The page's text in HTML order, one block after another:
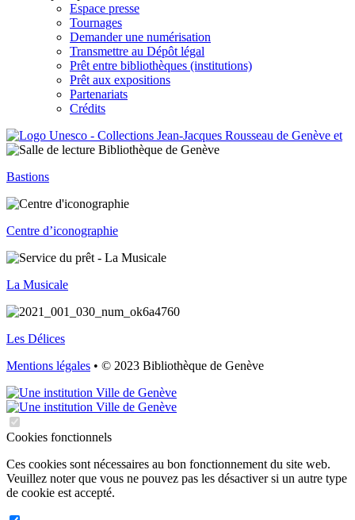
Espace presse
Tournages
Demander une numérisation
Transmettre au Dépôt légal
Prêt entre bibliothèques (institutions)
Prêt aux expositions
Partenariats
Crédits
Bastions
Centre d’iconographie
La Musicale
Les Délices
Mentions légales • © 2023 Bibliothèque de Genève
Cookies fonctionnels
Ces cookies sont nécessaires au bon fonctionnement du site web.
Veuillez noter que vous ne pouvez pas les désactiver si un autre type
de cookie est accepté.